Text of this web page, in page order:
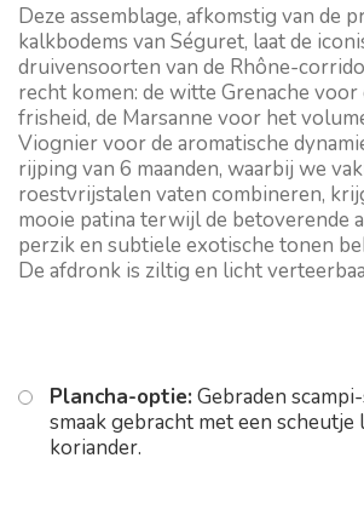
Deze assemblage, afkomstig van de
kalkbodems van Séguret, laat de
druivensoorten van de Rhône-
recht komen: de witte Grenache
frisheid, de Marsanne voor het
Viognier voor de aromatische
rijping van 6 maanden, waarbij we
roestvrijstalen vaten combineren,
mooie patina terwijl de betoverende
perzik en subtiele exotische tonen
De afdronk is ziltig en licht
Plancha-optie: Gebraden
smaak gebracht met een scheutje
koriander.